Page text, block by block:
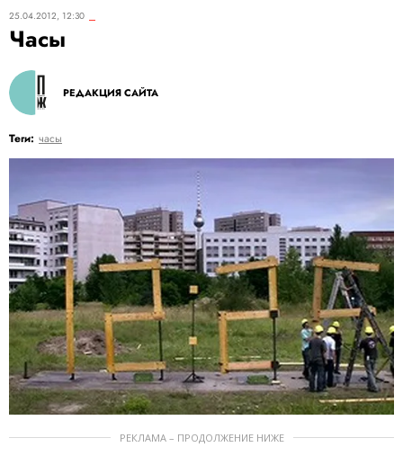
25.04.2012, 12:30
Часы
РЕДАКЦИЯ САЙТА
Теги: часы
РЕКЛАМА – ПРОДОЛЖЕНИЕ НИЖЕ